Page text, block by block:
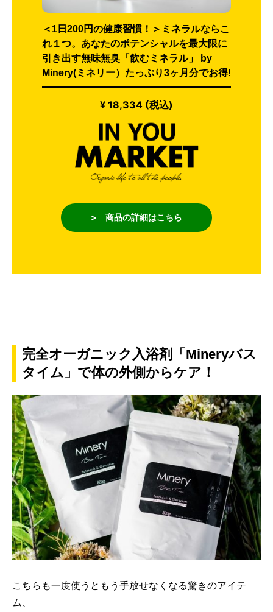
＜1日200円の健康習慣！＞ミネラルならこ
れ１つ。あなたのポテンシャルを最大限に
引き出す無味無臭「飲むミネラル」 by
Minery(ミネリー）たっぷり3ヶ月分でお得!
¥ 18,334 (税込)
> 商品の詳細はこちら
完全オーガニック入浴剤「Mineryバス
タイム」で体の外側からケア！
こちらも一度使うともう手放せなくなる驚きのアイテ
ム、